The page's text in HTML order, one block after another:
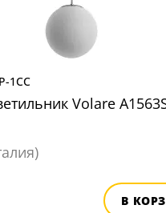
1CC
Volare
В